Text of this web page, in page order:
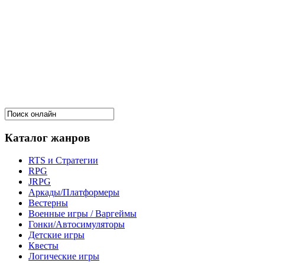
Каталог жанров
RTS и Стратегии
RPG
JRPG
Аркады/Платформеры
Вестерны
Военные игры / Варгеймы
Гонки/Автосимуляторы
Детские игры
Квесты
Логические игры